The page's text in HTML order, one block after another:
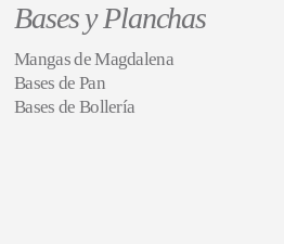
Bases y Planchas
Mangas de Magdalena
Bases de Pan
Bases de Bollería